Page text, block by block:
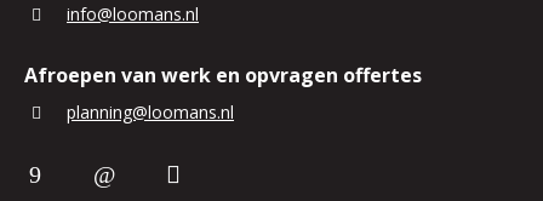
info@loomans.nl
Afroepen van werk en opvragen offertes
planning@loomans.nl